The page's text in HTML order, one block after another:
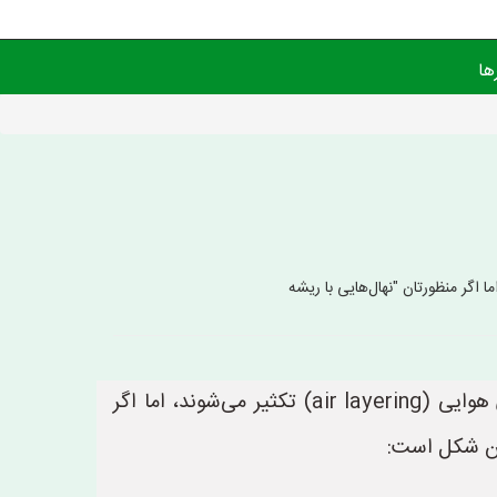
نهال‌های هوایی معمولاً به گیاهانی اشاره دارند که ریشه‌های آن‌ها در هوا شکل می‌گیرد یا از طریق قلمه‌گیری هوایی (air layering) تکثیر می‌شوند، اما اگر
شکل است: